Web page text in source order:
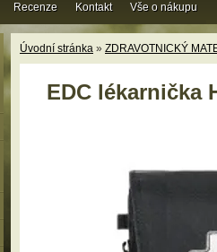
Úvodní stránka » ZDRAVOTNICKÝ
EDC lékarnička
Recenze Kontakt Vše o nákupu